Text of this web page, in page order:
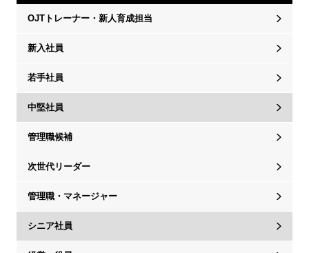
OJTトレーナー・新人育成担当
新入社員
若手社員
中堅社員
管理職候補
次世代リーダー
管理職・マネージャー
シニア社員